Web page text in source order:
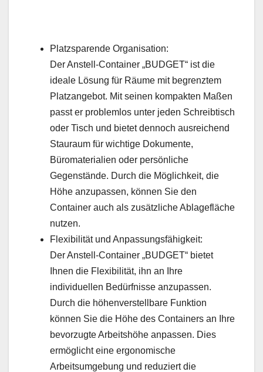
Platzsparende Organisation:
Der Anstell-Container „BUDGET“ ist die
ideale Lösung für Räume mit begrenztem
Platzangebot. Mit seinen kompakten Maßen
passt er problemlos unter jeden Schreibtisch
oder Tisch und bietet dennoch ausreichend
Stauraum für wichtige Dokumente,
Büromaterialien oder persönliche
Gegenstände. Durch die Möglichkeit, die
Höhe anzupassen, können Sie den
Container auch als zusätzliche Ablagefläche
nutzen.
Flexibilität und Anpassungsfähigkeit:
Der Anstell-Container „BUDGET“ bietet
Ihnen die Flexibilität, ihn an Ihre
individuellen Bedürfnisse anzupassen.
Durch die höhenverstellbare Funktion
können Sie die Höhe des Containers an Ihre
bevorzugte Arbeitshöhe anpassen. Dies
ermöglicht eine ergonomische
Arbeitsumgebung und reduziert die